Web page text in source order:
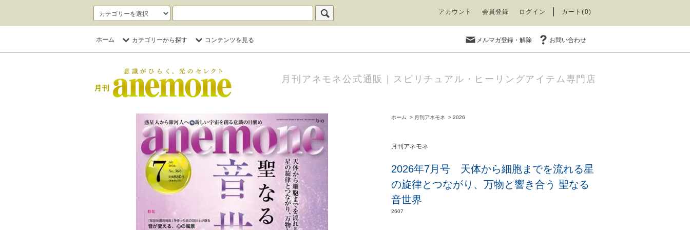
アカウント 会員登録 ログイン カート(0)
ホーム カテゴリーから探す コンテンツを見る メルマガ登録・解除 お問い合わせ
月刊アネモネ公式通販｜スピリチュアル・ヒーリングアイテム専門店
ホーム > 月刊アネモネ > 2026
月刊アネモネ
2026年7月号 天体から細胞までを流れる星
の旋律とつながり、万物と響き合う 聖なる
音世界
2607